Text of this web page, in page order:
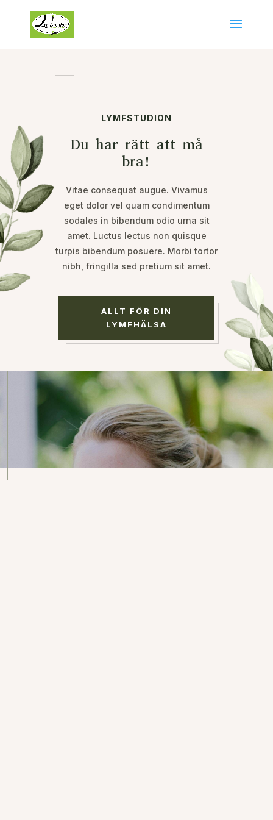
LYMFSTUDION
Du har rätt att må
bra!
Vitae consequat augue. Vivamus
eget dolor vel quam condimentum
sodales in bibendum odio urna sit
amet. Luctus lectus non quisque
turpis bibendum posuere. Morbi tortor
nibh, fringilla sed pretium sit amet.
ALLT FÖR DIN
LYMFHÄLSA